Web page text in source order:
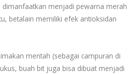
dimanfaatkan menjadi pewarna merah
betalain memiliki efek antioksidan
mentah (sebagai campuran di
buah bit juga bisa dibuat menjadi